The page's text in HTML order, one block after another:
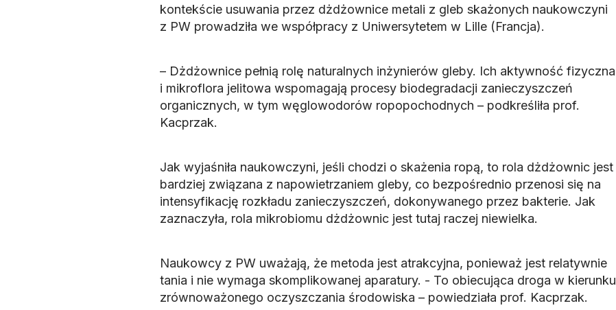
kontekście usuwania przez dżdżownice metali z gleb skażonych naukowczyni
z PW prowadziła we współpracy z Uniwersytetem w Lille (Francja).
– Dżdżownice pełnią rolę naturalnych inżynierów gleby. Ich aktywność fizyczna
i mikroflora jelitowa wspomagają procesy biodegradacji zanieczyszczeń
organicznych, w tym węglowodorów ropopochodnych – podkreśliła prof.
Kacprzak.
Jak wyjaśniła naukowczyni, jeśli chodzi o skażenia ropą, to rola dżdżownic jest
bardziej związana z napowietrzaniem gleby, co bezpośrednio przenosi się na
intensyfikację rozkładu zanieczyszczeń, dokonywanego przez bakterie. Jak
zaznaczyła, rola mikrobiomu dżdżownic jest tutaj raczej niewielka.
Naukowcy z PW uważają, że metoda jest atrakcyjna, ponieważ jest relatywnie
tania i nie wymaga skomplikowanej aparatury. - To obiecująca droga w kierunku
zrównoważonego oczyszczania środowiska – powiedziała prof. Kacprzak.